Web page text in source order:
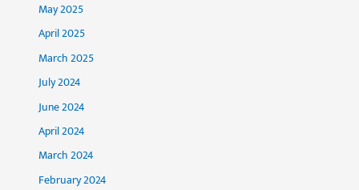
May 2025
April 2025
March 2025
July 2024
June 2024
April 2024
March 2024
February 2024